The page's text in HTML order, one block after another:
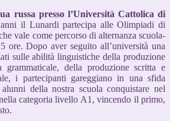
russa presso l’Università Cattolica di
il Lunardi partecipa alle Olimpiadi di
vale come percorso di alternanza scuola-
ore. Dopo aver seguito all’università una
sulle abilità linguistiche della produzione
grammaticale, della produzione scritta e
i partecipanti gareggiano in una sfida
della nostra scuola conquistare nel
categoria livello A1, vincendo il primo,